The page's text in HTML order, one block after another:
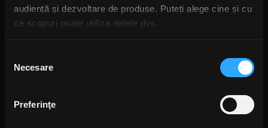
audiență și dezvoltare de produse. Puteți alege cine și cu
ce scopuri poate utiliza datele dvs.
Să colectăm informațiile cu privire la locația dvs.
Să vă identificăm dispozitivul scanândul-l în mod
activ după caracteristici specifice (amprentare)
consimțământului
Necesare
Preferinţe